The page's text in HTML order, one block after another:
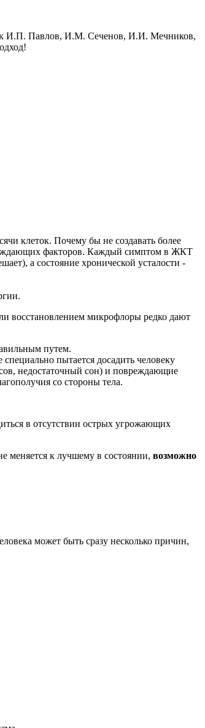
как И.П. Павлов, И.М. Сеченов, И.И. Мечников,
клеток. Почему бы не создавать более
факторов. Каждый симптом в ЖКТ
а состояние хронической усталости -
восстановлением микрофлоры редко дают
путем.
пытается досадить человеку
недостаточный сон) и повреждающие
со стороны тела.
в отсутствии острых угрожающих
меняется к лучшему в состоянии, возможно
может быть сразу несколько причин,